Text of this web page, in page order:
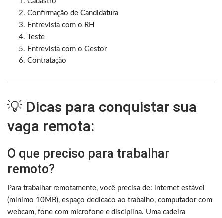
Confirmação de Candidatura
Entrevista com o RH
Teste
Entrevista com o Gestor
Contratação
💡 Dicas para conquistar sua
vaga remota:
O que preciso para trabalhar
remoto?
Para trabalhar remotamente, você precisa de: internet estável
(mínimo 10MB), espaço dedicado ao trabalho, computador com
webcam, fone com microfone e disciplina. Uma cadeira